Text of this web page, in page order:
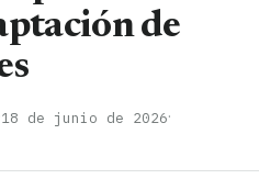
de
18 de junio de 2026·